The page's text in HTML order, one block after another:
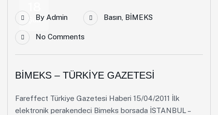
ŞubBy Admin Basın BİMEKS
No Comments
BİMEKS – TÜRKİYE GAZETESİ
Fareffect Türkiye Gazetesi Haberi 15/04/2011 İlk
elektronik perakendeci Bimeks borsada İSTANBUL –